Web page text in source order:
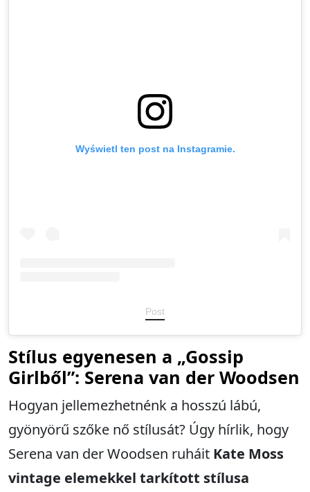
Wyświetl ten post na Instagramie.
Post
Stílus egyenesen a „Gossip
Girlből”: Serena van der Woodsen
Hogyan jellemezhetnénk a hosszú lábú,
gyönyörű szőke nő stílusát? Úgy hírlik, hogy
Serena van der Woodsen ruháit Kate Moss
vintage elemekkel tarkított stílusa